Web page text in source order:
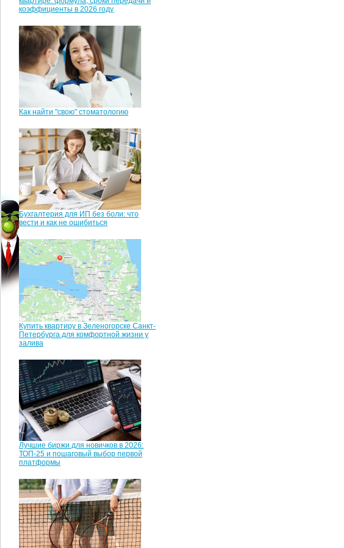
коэффициенты в 2026 году
Как найти "свою" стоматологию
Бухгалтерия для ИП без боли: что
вести и как не ошибиться
Купить квартиру в Зеленогорске Санкт-
Петербурга для комфортной жизни у
залива
Лучшие биржи для новичков в 2026:
ТОП-25 и пошаговый выбор первой
платформы